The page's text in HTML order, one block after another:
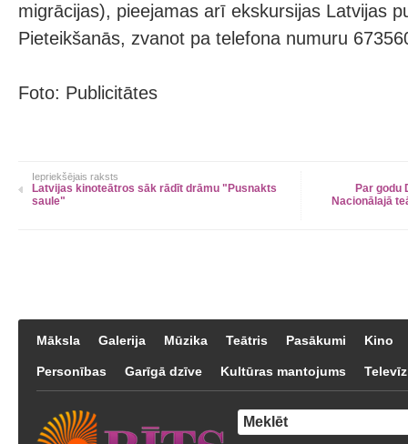
migrācijas), pieejamas arī ekskursijas Latvijas
Pieteikšanās, zvanot pa telefona numuru
Foto: Publicitātes
Iepriekšējais raksts
Latvijas kinoteātros sāk rādīt drāmu "Pusnakts
saule"
Par godu
Nacionālajā
Māksla Galerija Mūzika Teātris Pasākumi Kino
Personības Garīgā dzīve Kultūras mantojums